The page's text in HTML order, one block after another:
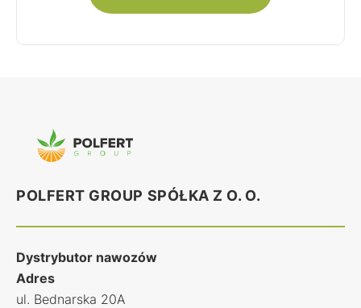
POLFERT GROUP SPÓŁKA Z O. O.
Dystrybutor nawozów
Adres
ul. Bednarska 20A